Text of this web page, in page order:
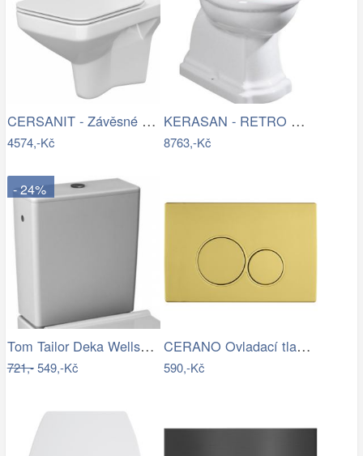
CERSANIT - Závěsné WC COMO NEW CLEANON…
4574,-Kč
KERASAN - RETRO WC mísa stojící, 38…
8763,-Kč
- 24%
Tom Tailor Deka Wellsoft Warm Coral,…
721,-549,-Kč
CERANO Ovladací tlačítko WC modulů Lite…
590,-Kč